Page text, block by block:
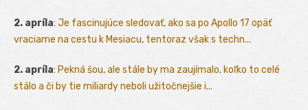
2. apríla: Je fascinujúce sledovať, ako sa po Apollo 17 opäť
vraciame na cestu k Mesiacu, tentoraz však s techn...
2. apríla: Pekná šou, ale stále by ma zaujímalo, koľko to celé
stálo a či by tie miliardy neboli užitočnejšie i...